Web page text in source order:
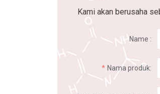
Kami akan berusaha
Name :
Nama produk: